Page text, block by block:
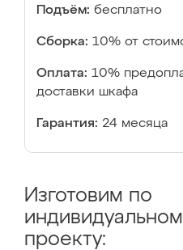
Подъём: бесплатно
Сборка: 10% от
Оплата: 10%
доставки шкафа
Гарантия: 24 месяца
Изготовим по
проекту: